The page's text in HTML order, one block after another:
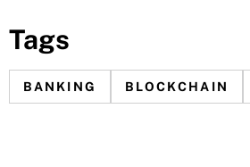
Tags
BANKING BLOCKCHAIN